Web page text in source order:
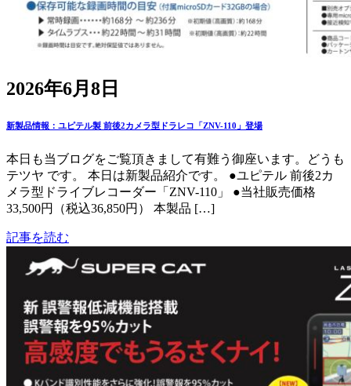
2026年6月8日
新製品情報：ユピテル製 前後2カメラ型ドラレコ「ZNV-110」登場
本日も当ブログをご覧頂きまして有難う御座います。どうも
テツヤ です。 本日は新製品紹介です。 ●ユピテル 前後2カ
メラ型ドライブレコーダー「ZNV-110」 ●当社販売価格
33,500円（税込36,850円） 本製品 […]
記事を読む